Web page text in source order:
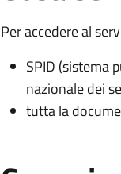
Per accedere al
SPID (sistema
nazionale dei
tutta la